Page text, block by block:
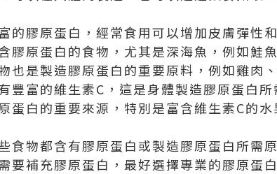
的膠原蛋白，經常食用可以增加皮膚彈性
膠原蛋白的食物，尤其是深海魚，例如鮭
也是製造膠原蛋白的重要原料，例如雞肉
豐富的維生素C，這是身體製造膠原蛋白所
蛋白的重要來源，特別是富含維生素C的
食物都含有膠原蛋白或製造膠原蛋白所需
要補充膠原蛋白，最好選擇專業的膠原蛋